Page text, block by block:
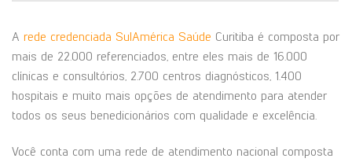
A rede credenciada SulAmérica Saúde Curitiba é composta por
mais de 22.000 referenciados, entre eles mais de 16.000
clínicas e consultórios, 2.700 centros diagnósticos, 1.400
hospitais e muito mais opções de atendimento para atender
todos os seus benedicionários com qualidade e excelência.
Você conta com uma rede de atendimento nacional composta